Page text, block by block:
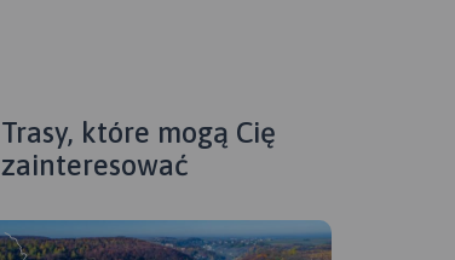
Trasy, które mogą Cię
zainteresować